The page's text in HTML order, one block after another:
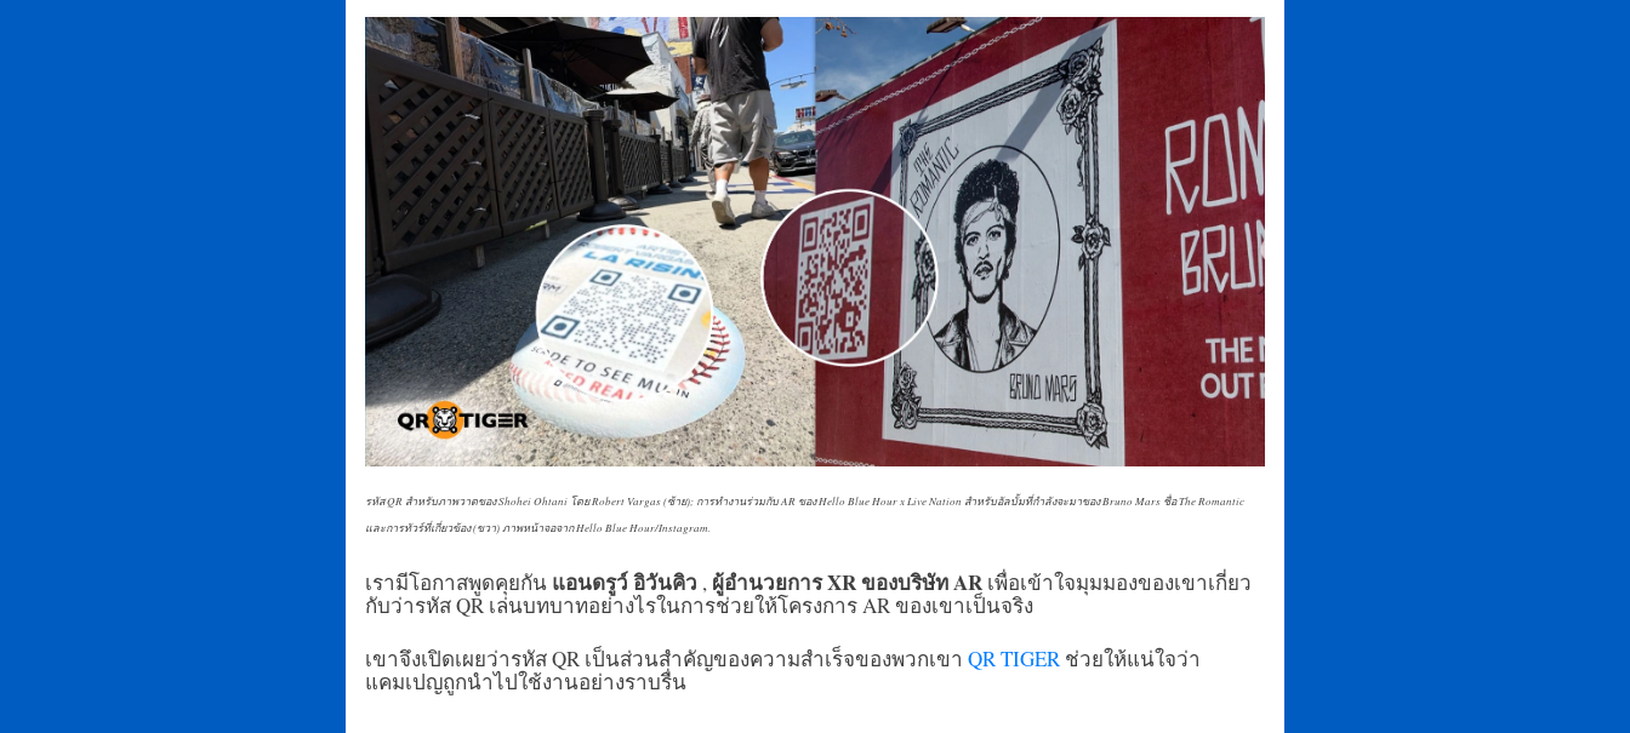
รหัส QR สำหรับภาพวาดของ Shohei Ohtani โดย Robert Vargas (ซ้าย); การทำงานร่วมกับ AR ของ Hello Blue Hour x Live Nation สำหรับอัลบั้มที่กำลังจะมาของ Bruno Mars ชื่อ The Romantic
และการทัวร์ที่เกี่ยวข้อง (ขวา) ภาพหน้าจอจาก Hello Blue Hour/Instagram.
เรามีโอกาสพูดคุยกัน แอนดรูว์ อิวันคิว , ผู้อำนวยการ XR ของบริษัท AR เพื่อเข้าใจมุมมองของเขาเกี่ยว
กับว่ารหัส QR เล่นบทบาทอย่างไรในการช่วยให้โครงการ AR ของเขาเป็นจริง
เขาจึงเปิดเผยว่ารหัส QR เป็นส่วนสำคัญของความสำเร็จของพวกเขา QR TIGERช่วยให้แน่ใจว่า
แคมเปญถูกนำไปใช้งานอย่างราบรื่น